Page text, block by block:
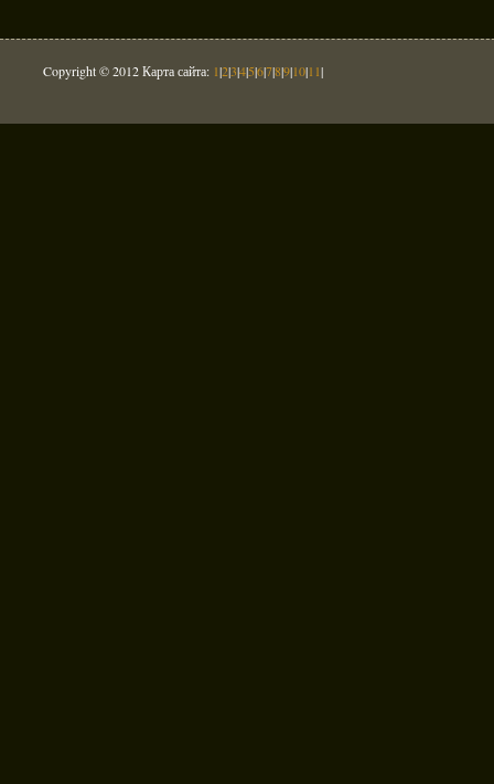
Copyright © 2012 Карта сайта: 1|2|3|4|5|6|7|8|9|10|11|